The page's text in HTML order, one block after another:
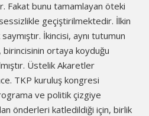
Fakat bunu tamamlayan öteki
geçiştirilmektedir. İlkin
İkincisi, aynı tutumun
birincisinin ortaya koyduğu
Üstelik Akaretler
TKP kuruluş kongresi
ve politik çizgiye
önderleri katledildiği için, birlik